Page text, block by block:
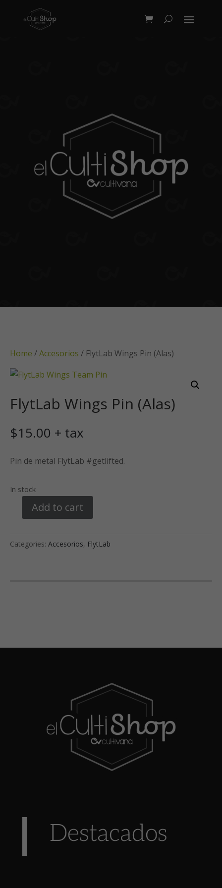
Home /Accesorios / FlytLab Wings Pin (Alas)
FlytLab Wings Pin (Alas)
$15.00 + tax
Pin de metal FlytLab #getlifted.
In stock
FlytLab
Pin
Add to cart
Categories: Accesorios, FlytLab
Destacados